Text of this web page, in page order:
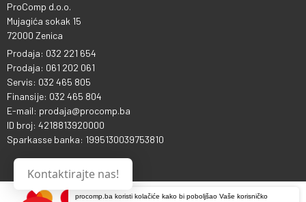
procomp.ba koristi kolačiće kako bi poboljšao Vaše korisničko
ProComp d.o.o.
Mujagića sokak 15
72000 Zenica
Prodaja: 032 221 654
Prodaja: 061 202 061
Servis: 032 465 805
Finansije: 032 465 804
E-mail: prodaja@procomp.ba
ID broj: 4218813920000
Sparkasse banka: 1995130039753810
Kontaktirajte nas!